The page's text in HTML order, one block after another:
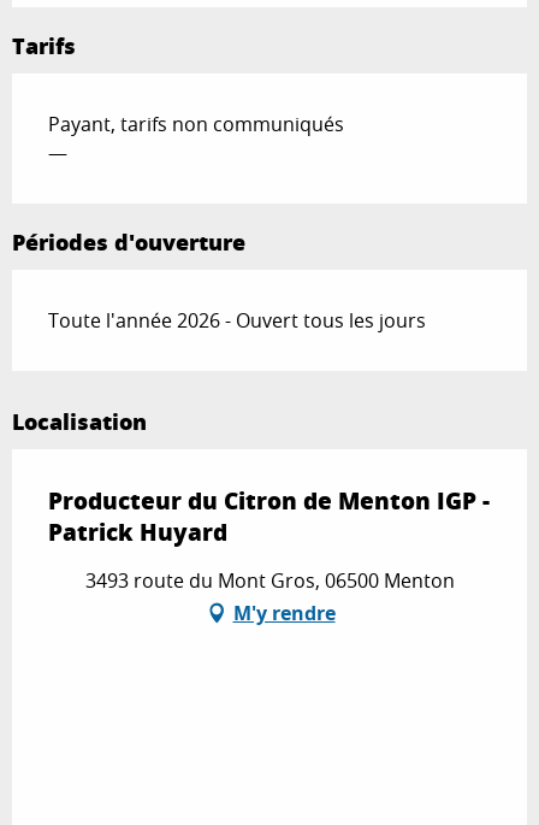
Tarifs
Payant, tarifs non communiqués
—
Périodes d'ouverture
Toute l'année 2026 - Ouvert tous les jours
Localisation
Producteur du Citron de Menton IGP -
Patrick Huyard
3493 route du Mont Gros, 06500 Menton
M'y rendre